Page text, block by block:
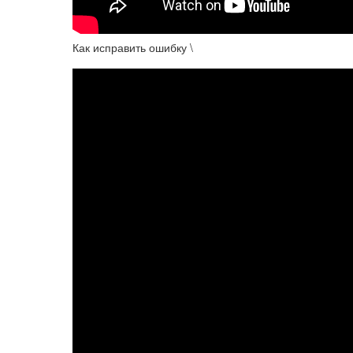
Как исправить ошибку \